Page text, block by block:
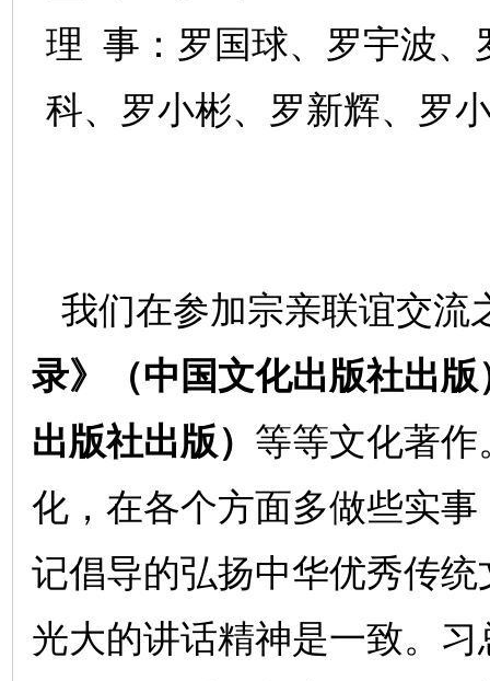
理 事：罗国球、罗宇波
科、罗小彬、罗新辉、罗
我们在参加宗亲联谊交流
录》（中国文化出版社出
出版社出版） 等等文化著
化，在各个方面多做些实
记倡导的弘扬中华优秀传
光大的讲话精神是一致。